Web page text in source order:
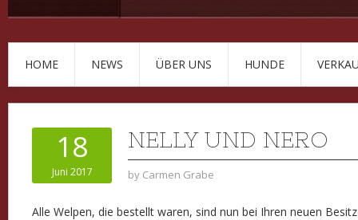
HOME NEWS ÜBER UNS HUNDE
18
Juni 2017
NELLY UND NERO
by Carmen Grabe
Alle Welpen, die bestellt waren, sind nun bei Ihren neuen